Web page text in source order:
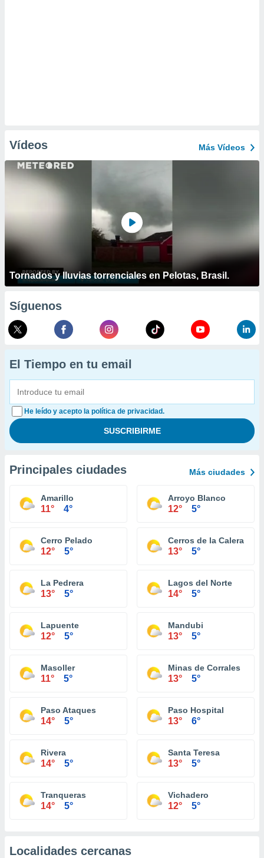
Vídeos Más Vídeos
Tornados y lluvias torrenciales en Pelotas, Brasil.
Síguenos
El Tiempo en tu email
He leído y acepto la política de privacidad.
Principales ciudades Más ciudades
Amarillo
11° 4°
Arroyo Blanco
12° 5°
Cerro Pelado
12° 5°
Cerros de la Calera
13° 5°
La Pedrera
13° 5°
Lagos del Norte
14° 5°
Lapuente
12° 5°
Mandubi
13° 5°
Masoller
11° 5°
Minas de Corrales
13° 5°
Paso Ataques
14° 5°
Paso Hospital
13° 6°
Rivera
14° 5°
Santa Teresa
13° 5°
Tranqueras
14° 5°
Vichadero
12° 5°
Localidades cercanas